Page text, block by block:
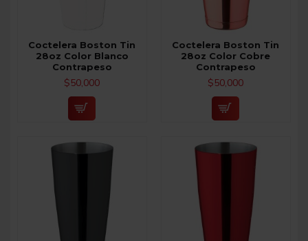
Coctelera Boston Tin
28oz Color Blanco
Contrapeso
$50,000
Coctelera Boston Tin
28oz Color Cobre
Contrapeso
$50,000